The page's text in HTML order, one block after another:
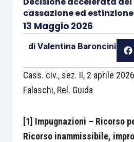
cassazione ed
13 Maggio 2026
di Valentina Baroncini
Cass. civ., sez. II, 2 aprile
Falaschi, Rel. Guida
[1] Impugnazioni – Ricorso
Ricorso inammissibile,